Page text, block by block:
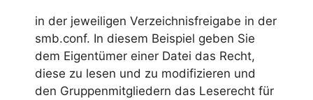
in der jeweiligen Verzeichnisfreigabe in der
smb.conf. In diesem Beispiel geben Sie
dem Eigentümer einer Datei das Recht,
diese zu lesen und zu modifizieren und
den Gruppenmitgliedern das Leserecht für